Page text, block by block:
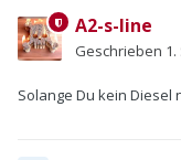
A2-s-line
Geschrieben
Solange Du kein Diesel